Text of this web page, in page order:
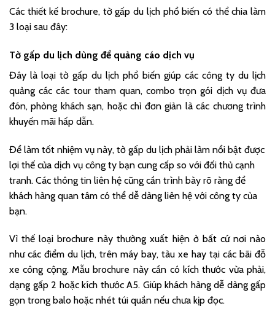
Các thiết kế brochure, tờ gấp du lịch phổ biến có thể chia làm
3 loại sau đây:
Tờ gấp du lịch dùng để quảng cáo dịch vụ
Đây là loại tờ gấp du lịch phổ biến giúp các công ty du lịch
quảng các các tour tham quan, combo trọn gói dịch vụ đưa
đón, phòng khách sạn, hoặc chỉ đơn giản là các chương trình
khuyến mãi hấp dẫn.
Để làm tốt nhiệm vụ này, tờ gấp du lịch phải làm nổi bật được
lợi thế của dịch vụ công ty bạn cung cấp so với đối thủ cạnh
tranh. Các thông tin liên hệ cũng cần trình bày rõ ràng để
khách hàng quan tâm có thể dễ dàng liên hệ với công ty của
bạn.
Vì thế loại brochure này thường xuất hiện ở bất cứ nơi nào
như các điểm du lịch, trên máy bay, tàu xe hay tại các bãi đỗ
xe công cộng. Mẫu brochure này cần có kích thước vừa phải,
dạng gấp 2 hoặc kích thước A5. Giúp khách hàng dễ dàng gấp
gọn trong balo hoặc nhét túi quần nếu chưa kịp đọc.